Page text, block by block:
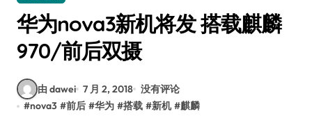
华为nova3新机将发 搭载麒麟
970/前后双摄
由 dawei 7 月 2, 2018 没有评论
#nova3 #前后 #华为 #搭载 #新机 #麒麟